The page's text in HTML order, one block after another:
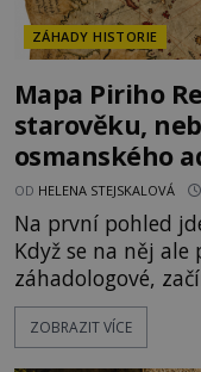
ZÁHADY HISTORIE
Mapa Piriho
starověku,
osmanského
OD HELENA STEJSKALOVÁ
Na první pohled
Když se na něj
záhadologové,
moderní historie.
1513 kreslí mapu
ZOBRAZIT VÍCE